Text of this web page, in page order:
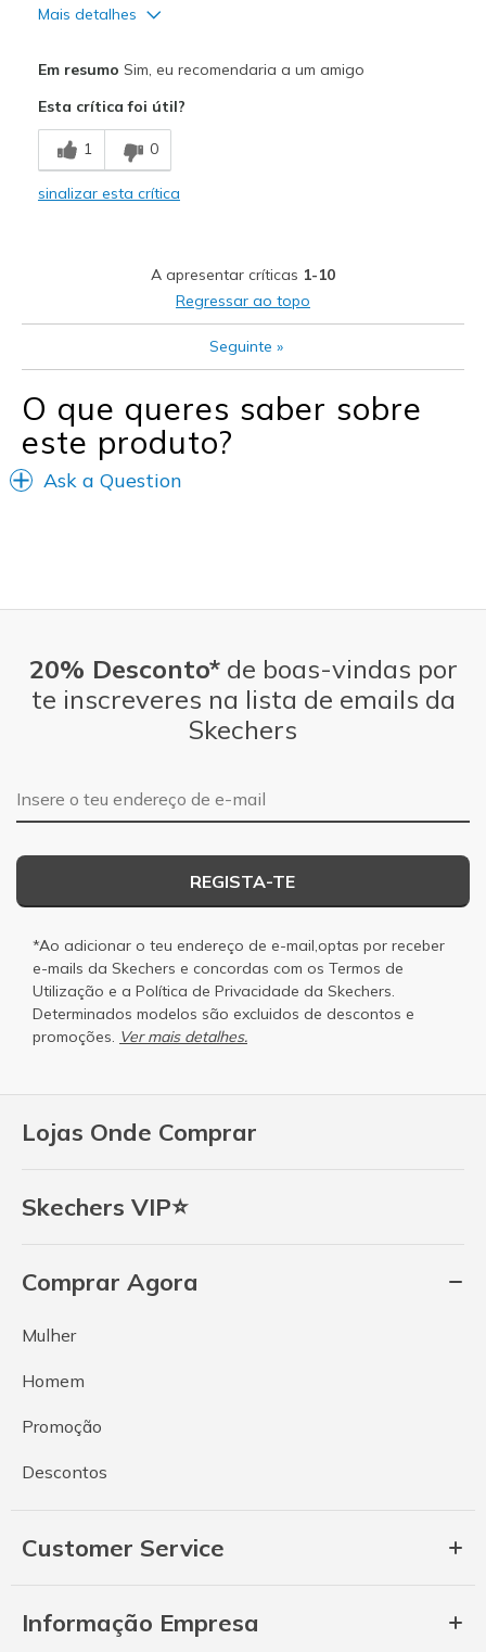
Mais detalhes
Breathe Well
Comfortable
Feels true to width
Em resumo Sim, eu recomendaria a um amigo
Esta crítica foi útil?
1 0
sinalizar esta crítica
A apresentar críticas 1-10
Regressar ao topo
Seguinte »
O que queres saber sobre
este produto?
Ask a Question
Lojas Onde Comprar
Skechers VIP⭐
Comprar Agora
Mulher
Homem
Promoção
Descontos
Customer Service
Informação Empresa
20% Desconto*de boas-vindas por
te inscreveres na lista de emails da
Skechers
Endereço de e-mail
REGISTA-TE
*Ao adicionar o teu endereço de e-mail,optas por receber
e-mails da Skechers e concordas com os Termos de
Utilização e a Política de Privacidade da Skechers.
Determinados modelos são excluidos de descontos e
promoções. Ver mais detalhes.